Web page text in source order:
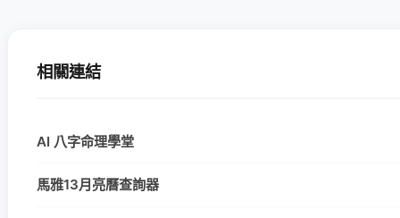
相關連結
AI 八字命理學堂
馬雅13月亮曆查詢器